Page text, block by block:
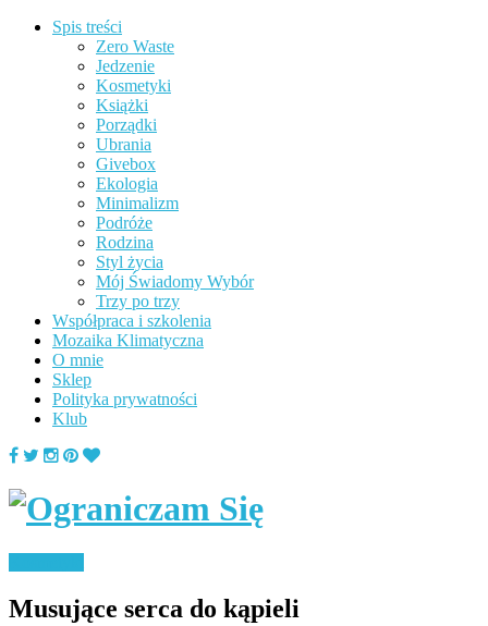
Spis treści
Zero Waste
Jedzenie
Kosmetyki
Książki
Porządki
Ubrania
Givebox
Ekologia
Minimalizm
Podróże
Rodzina
Styl życia
Mój Świadomy Wybór
Trzy po trzy
Współpraca i szkolenia
Mozaika Klimatyczna
O mnie
Sklep
Polityka prywatności
Klub
Musujące serca do kąpieli